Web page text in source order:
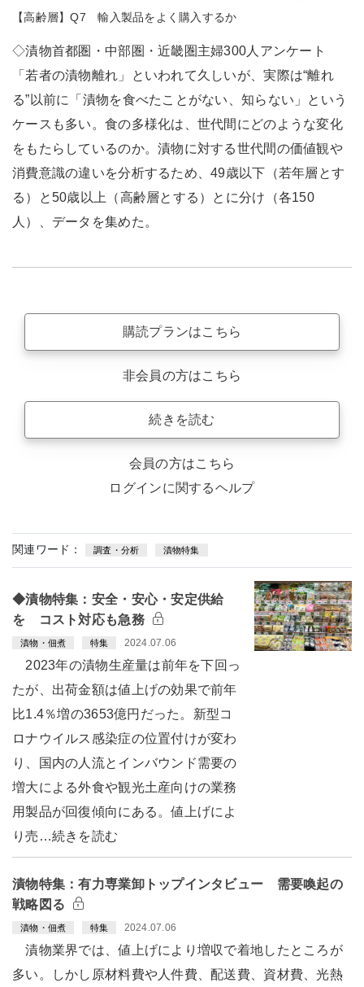
【高齢層】Q7 輸入製品をよく購入するか
◇漬物首都圏・中部圏・近畿圏主婦300人アンケート
「若者の漬物離れ」といわれて久しいが、実際は“離れ
る”以前に「漬物を食べたことがない、知らない」という
ケースも多い。食の多様化は、世代間にどのような変化
をもたらしているのか。漬物に対する世代間の価値観や
消費意識の違いを分析するため、49歳以下（若年層とす
る）と50歳以上（高齢層とする）とに分け（各150
人）、データを集めた。
購読プランはこちら
非会員の方はこちら
続きを読む
会員の方はこちら
ログインに関するヘルプ
関連ワード： 調査・分析 漬物特集
◆漬物特集：安全・安心・安定供給
を コスト対応も急務
漬物・佃煮 特集 2024.07.06
2023年の漬物生産量は前年を下回っ
たが、出荷金額は値上げの効果で前年
比1.4％増の3653億円だった。新型コ
ロナウイルス感染症の位置付けが変わ
り、国内の人流とインバウンド需要の
増大による外食や観光土産向けの業務
用製品が回復傾向にある。値上げによ
り売…続きを読む
漬物特集：有力専業卸トップインタビュー 需要喚起の
戦略図る
漬物・佃煮 特集 2024.07.06
漬物業界では、値上げにより増収で着地したところが
多い。しかし原材料費や人件費、配送費、資材費、光熱